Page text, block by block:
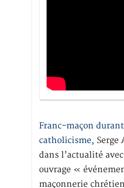
Franc-maçon
catholicisme, Serge
dans l’actualité
ouvrage «
maçonnerie